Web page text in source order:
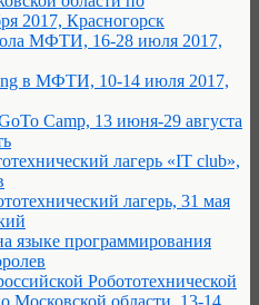
2017, Красногорск
МФТИ, 16-28 июля 2017,
в МФТИ, 10-14 июля 2017,
Camp, 13 июня-29 августа
лагерь «IT club»,
лагерь, 31 мая
языке программирования
Робототехнической